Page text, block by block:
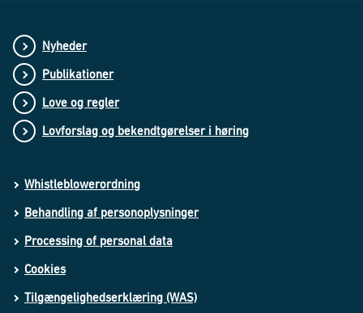
Nyheder
Publikationer
Love og regler
Lovforslag og bekendtgørelser i høring
Whistleblowerordning
Behandling af personoplysninger
Processing of personal data
Cookies
Tilgængelighedserklæring (WAS)